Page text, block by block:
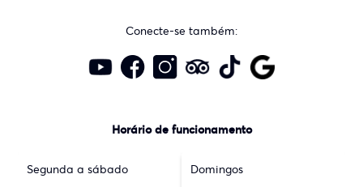
Conecte-se também:
Horário de funcionamento
Segunda a sábado Domingos